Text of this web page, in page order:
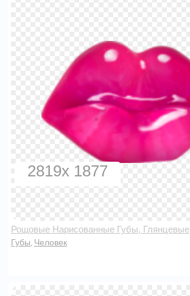
2819x 1877
Рощовые Нарисованные Губы, Глянцевые
Губы Человек